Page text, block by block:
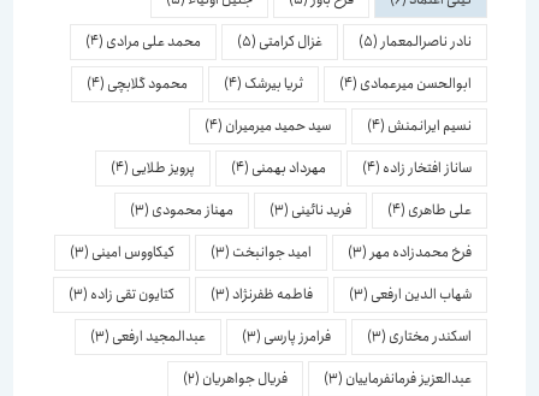
نادر ناصرالمعمار(5) غزال کرامتی(5) محمد علی مرادی(4)
ابوالحسن میرعمادی(4) ثریا بیرشک(4) محمود گلابچی(4)
نسیم ایرانمنش(4) سید حمید میرمیران(4)
ساناز افتخار زاده(4) مهرداد بهمنی(4) پرویز طلایی(4)
علی طاهری(4) فرید نائینی(3) مهناز محمودی(3)
فرخ محمدزاده مهر (3) امید جوانبخت(3) کیکاووس امینی(3)
شهاب الدین ارفعی(3) فاطمه ظفرنژاد(3) کتایون تقی زاده(3)
اسكندر مختاری(3) فرامرز پارسی(3) عبدالمجید ارفعی(3)
عبدالعزیز فرمانفرماییان(3) فریال جواهریان(2)